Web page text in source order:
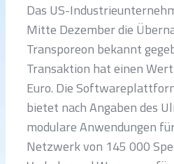
Das US-
Mitte Dezember die
Transporeon bekannt
Transaktion hat einen
Euro. Die
bietet nach Angaben des
modulare Anwendungen
Netzwerk von 145 000